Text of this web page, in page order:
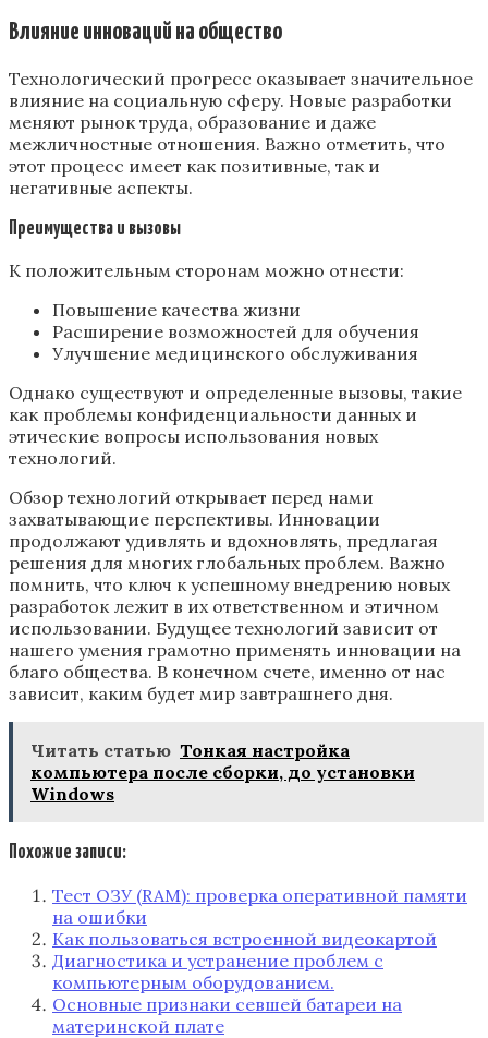
Влияние инноваций на общество
Технологический прогресс оказывает значительное
влияние на социальную сферу. Новые разработки
меняют рынок труда, образование и даже
межличностные отношения. Важно отметить, что
этот процесс имеет как позитивные, так и
негативные аспекты.
Преимущества и вызовы
К положительным сторонам можно отнести:
Повышение качества жизни
Расширение возможностей для обучения
Улучшение медицинского обслуживания
Однако существуют и определенные вызовы, такие
как проблемы конфиденциальности данных и
этические вопросы использования новых
технологий.
Обзор технологий открывает перед нами
захватывающие перспективы. Инновации
продолжают удивлять и вдохновлять, предлагая
решения для многих глобальных проблем. Важно
помнить, что ключ к успешному внедрению новых
разработок лежит в их ответственном и этичном
использовании. Будущее технологий зависит от
нашего умения грамотно применять инновации на
благо общества. В конечном счете, именно от нас
зависит, каким будет мир завтрашнего дня.
Читать статью Тонкая настройка
компьютера после сборки, до установки
Windows
Похожие записи:
Тест ОЗУ (RAM): проверка оперативной памяти
на ошибки
Как пользоваться встроенной видеокартой
Диагностика и устранение проблем с
компьютерным оборудованием.
Основные признаки севшей батареи на
материнской плате